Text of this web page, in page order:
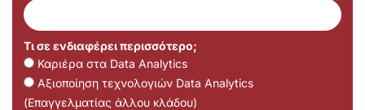
Τι σε ενδιαφέρει περισσότερο;
Καριέρα στα Data Analytics
Αξιοποίηση τεχνολογιών Data Analytics
(Επαγγελματίας άλλου κλάδου)